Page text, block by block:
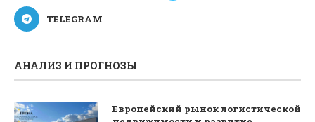
TELEGRAM
АНАЛИЗ И ПРОГНОЗЫ
Европейский рынок логистической